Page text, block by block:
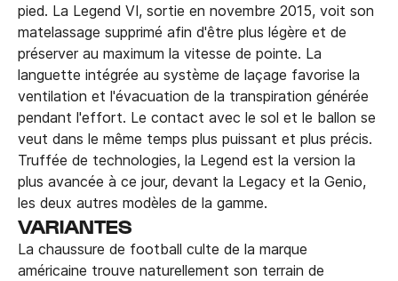
pied. La Legend VI, sortie en novembre 2015, voit son
matelassage supprimé afin d'être plus légère et de
préserver au maximum la vitesse de pointe. La
languette intégrée au système de laçage favorise la
ventilation et l'évacuation de la transpiration générée
pendant l'effort. Le contact avec le sol et le ballon se
veut dans le même temps plus puissant et plus précis.
Truffée de technologies, la Legend est la version la
plus avancée à ce jour, devant la Legacy et la Genio,
les deux autres modèles de la gamme.
VARIANTES
La chaussure de football culte de la marque
américaine trouve naturellement son terrain de